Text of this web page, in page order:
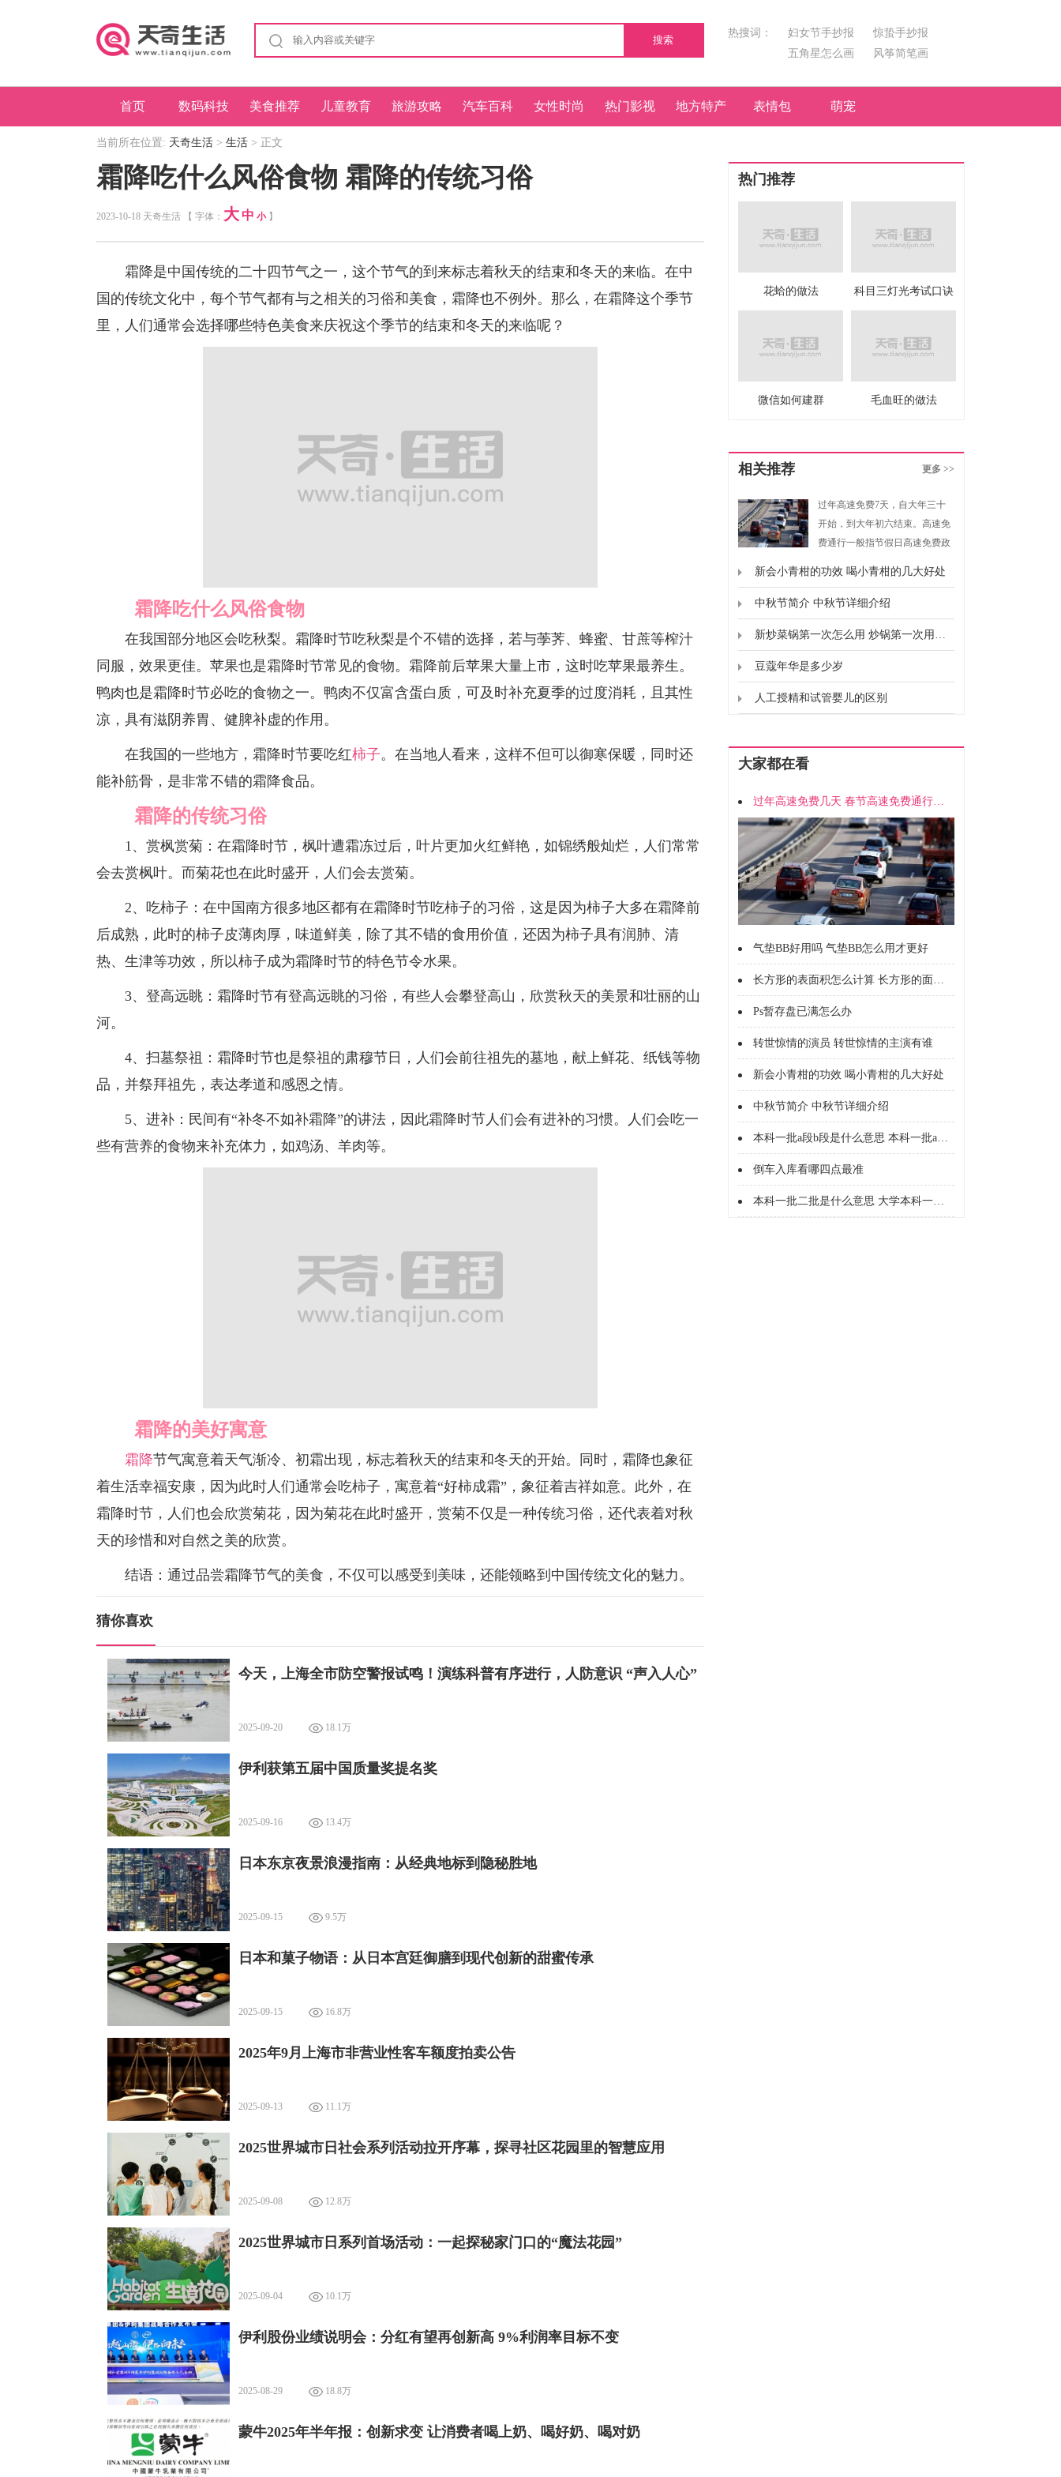
搜索
热搜词： 妇女节手抄报
惊蛰手抄报
五角星怎么画
风筝简笔画
首页 数码科技 美食推荐 儿童教育 旅游攻略 汽车百科 女性时尚 热门影视 地方特产 表情包 萌宠
当前所在位置: 天奇生活 > 生活 > 正文
霜降吃什么风俗食物 霜降的传统习俗
2023-10-18 天奇生活 【 字体： 大 中 小】
霜降是中国传统的二十四节气之一，这个节气的到来标志着秋天的结束和冬天的来临。在中
国的传统文化中，每个节气都有与之相关的习俗和美食，霜降也不例外。那么，在霜降这个季节
里，人们通常会选择哪些特色美食来庆祝这个季节的结束和冬天的来临呢？
霜降吃什么风俗食物
在我国部分地区会吃秋梨。霜降时节吃秋梨是个不错的选择，若与荸荠、蜂蜜、甘蔗等榨汁
同服，效果更佳。苹果也是霜降时节常见的食物。霜降前后苹果大量上市，这时吃苹果最养生。
鸭肉也是霜降时节必吃的食物之一。鸭肉不仅富含蛋白质，可及时补充夏季的过度消耗，且其性
凉，具有滋阴养胃、健脾补虚的作用。
在我国的一些地方，霜降时节要吃红柿子。在当地人看来，这样不但可以御寒保暖，同时还
能补筋骨，是非常不错的霜降食品。
霜降的传统习俗
1、赏枫赏菊：在霜降时节，枫叶遭霜冻过后，叶片更加火红鲜艳，如锦绣般灿烂，人们常常
会去赏枫叶。而菊花也在此时盛开，人们会去赏菊。
2、吃柿子：在中国南方很多地区都有在霜降时节吃柿子的习俗，这是因为柿子大多在霜降前
后成熟，此时的柿子皮薄肉厚，味道鲜美，除了其不错的食用价值，还因为柿子具有润肺、清
热、生津等功效，所以柿子成为霜降时节的特色节令水果。
3、登高远眺：霜降时节有登高远眺的习俗，有些人会攀登高山，欣赏秋天的美景和壮丽的山
河。
4、扫墓祭祖：霜降时节也是祭祖的肃穆节日，人们会前往祖先的墓地，献上鲜花、纸钱等物
品，并祭拜祖先，表达孝道和感恩之情。
5、进补：民间有“补冬不如补霜降”的讲法，因此霜降时节人们会有进补的习惯。人们会吃一
些有营养的食物来补充体力，如鸡汤、羊肉等。
霜降的美好寓意
霜降节气寓意着天气渐冷、初霜出现，标志着秋天的结束和冬天的开始。同时，霜降也象征
着生活幸福安康，因为此时人们通常会吃柿子，寓意着“好柿成霜”，象征着吉祥如意。此外，在
霜降时节，人们也会欣赏菊花，因为菊花在此时盛开，赏菊不仅是一种传统习俗，还代表着对秋
天的珍惜和对自然之美的欣赏。
结语：通过品尝霜降节气的美食，不仅可以感受到美味，还能领略到中国传统文化的魅力。
猜你喜欢
今天，上海全市防空警报试鸣！演练科普有序进行，人防意识 “声入人心”
2025-09-20 18.1万
伊利获第五届中国质量奖提名奖
2025-09-16 13.4万
日本东京夜景浪漫指南：从经典地标到隐秘胜地
2025-09-15 9.5万
日本和菓子物语：从日本宫廷御膳到现代创新的甜蜜传承
2025-09-15 16.8万
2025年9月上海市非营业性客车额度拍卖公告
2025-09-13 11.1万
2025世界城市日社会系列活动拉开序幕，探寻社区花园里的智慧应用
2025-09-08 12.8万
2025世界城市日系列首场活动：一起探秘家门口的“魔法花园”
2025-09-04 10.1万
伊利股份业绩说明会：分红有望再创新高 9%利润率目标不变
2025-08-29 18.8万
蒙牛2025年半年报：创新求变 让消费者喝上奶、喝好奶、喝对奶
热门推荐
花蛤的做法 科目三灯光考试口诀
微信如何建群 毛血旺的做法
相关推荐 更多 >>
过年高速免费7天，自大年三十
开始，到大年初六结束。高速免
费通行一般指节假日高速免费政
假日免收小型客车通行费实施方
案》规定，高速免费通行的时间
为春节、清明节、劳动节、国庆
上述法定节假日连休日。
新会小青柑的功效 喝小青柑的几大好处
中秋节简介 中秋节详细介绍
新炒菜锅第一次怎么用 炒锅第一次用要怎么弄
豆蔻年华是多少岁
人工授精和试管婴儿的区别
大家都在看
过年高速免费几天 春节高速免费通行时间
气垫BB好用吗 气垫BB怎么用才更好
长方形的表面积怎么计算 长方形的面积怎么计算的
Ps暂存盘已满怎么办
转世惊情的演员 转世惊情的主演有谁
新会小青柑的功效 喝小青柑的几大好处
中秋节简介 中秋节详细介绍
本科一批a段b段是什么意思 本科一批a段b段什么意思
倒车入库看哪四点最准
本科一批二批是什么意思 大学本科一批二批是什么意思